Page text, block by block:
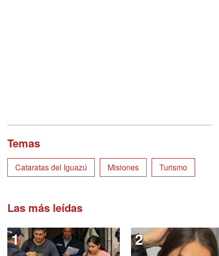
Temas
Cataratas del Iguazú Misiones Turismo
Las más leídas